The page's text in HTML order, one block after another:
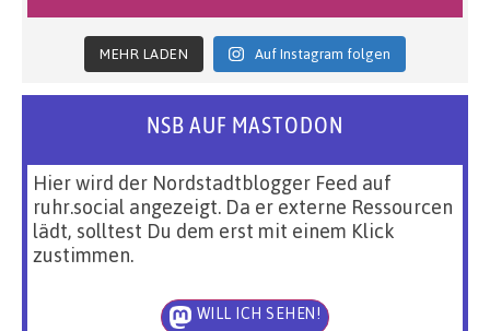
MEHR LADEN Auf Instagram folgen
NSB AUF MASTODON
Hier wird der Nordstadtblogger Feed auf
ruhr.social angezeigt. Da er externe Ressourcen
lädt, solltest Du dem erst mit einem Klick
zustimmen.
WILL ICH SEHEN!